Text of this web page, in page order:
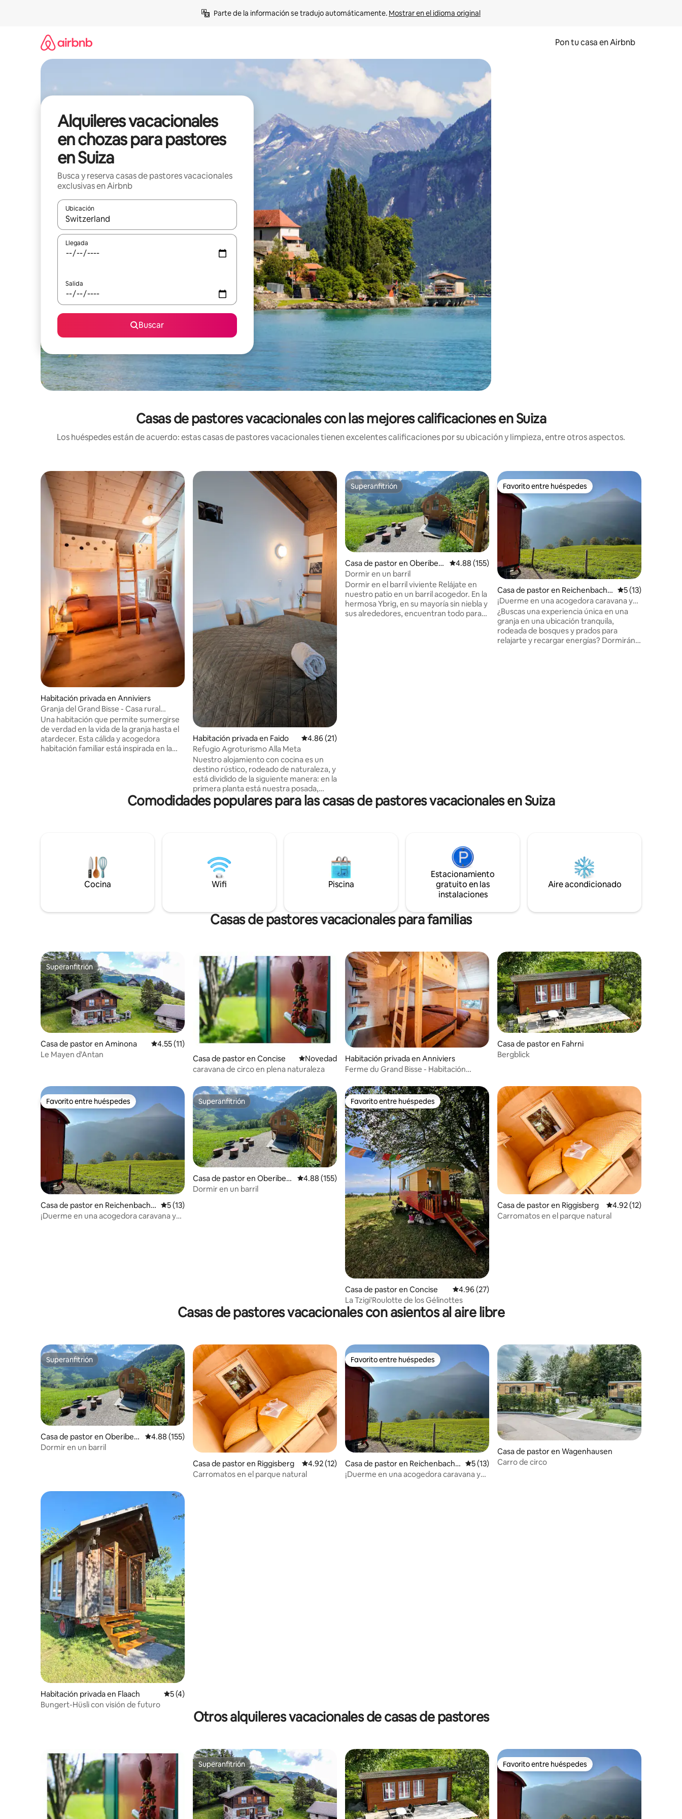
Parte de la información se tradujo automáticamente. Mostrar en el idioma original
Pon tu casa en Airbnb
Alquileres vacacionales
en chozas para pastores
en Suiza
Busca y reserva casas de pastores vacacionales
exclusivas en Airbnb
Ubicación
Cuando los resultados estén disponibles, navega con las teclas de flecha hacia arriba y hacia abajo o explora con el tacto o desliza el dedo.
Llegada
Salida
Buscar
Casas de pastores vacacionales con las mejores calificaciones en Suiza
Los huéspedes están de acuerdo: estas casas de pastores vacacionales tienen excelentes calificaciones por su ubicación y limpieza, entre otros aspectos.
Habitación privada en Anniviers
Granja del Grand Bisse - Casa rural
agroturística Nez N
Una habitación que permite sumergirse
de verdad en la vida de la granja hasta el
atardecer. Esta cálida y acogedora
habitación familiar está inspirada en la
granja. La habitación se puede configurar
como habitación doble o como
mermeladas caseras, así como quesos y
embutidos de la granja o de la región.
Habitación privada en Faido Calificación promedio: 4.86 de 5, 21 reseñas
4.86 (21)
Refugio Agroturismo Alla Meta
Nuestro alojamiento con cocina es un
destino rústico, rodeado de naturaleza, y
está dividido de la siguiente manera: en la
primera planta está nuestra posada,
donde servimos platos locales,
elaborados principalmente con
numerosas excursiones. La habitación es
doble con baño y ducha en el piso
compartido. Hay estacionamiento
gratuito disponible y los huéspedes
Superanfitrión
Superanfitrión
Casa de pastor en Oberiber
g
Calificación promedio: 4.88 de 5, 155 reseñas
4.88 (155)
Dormir en un barril
Dormir en el barril viviente Relájate en
nuestro patio en un barril acogedor. En la
hermosa Ybrig, en su mayoría sin niebla y
sus alrededores, encuentran todo para
Favorito entre huéspedes
Favorito entre huéspedes
Casa de pastor en Reichenbach i
m Kandertal
Calificación
5 (13)
¡Duerme en una acogedora caravana y
en una casa de abejas!
¿Buscas una experiencia única en una
granja en una ubicación tranquila,
rodeada de bosques y prados para
relajarte y recargar energías? Dormirán
Comodidades populares para las casas de pastores vacacionales en Suiza
Cocina Wifi Piscina
Estacionamiento
gratuito en las
instalaciones
Aire acondicionado
Casas de pastores vacacionales para familias
Superanfitrión
Superanfitrión
Casa de pastor en Aminona Calificación promedio: 4.55 de 5, 11 reseñas
4.55 (11)
Le Mayen d'Antan
Casa de pastor en Concise Lugar para hospedarse
Novedad
caravana de circo en plena naturaleza
Habitación privada en Anniviers
Ferme du Grand Bisse - Habitación
Casa de pastor en Fahrni
Bergblick
Favorito entre huéspedes
Favorito entre huéspedes
Casa de pastor en Reichenbach i
m Kandertal
Calificación promedio: 5 de 5, 13 reseñas
5 (13)
¡Duerme en una acogedora caravana y
Superanfitrión
Superanfitrión
Casa de pastor en Oberiber
g
Calificación promedio: 4.88 de 5, 155 reseñas
4.88 (155)
Dormir en un barril
Favorito entre huéspedes
Favorito entre huéspedes
Casa de pastor en Concise Calificación promedio: 4.96 de 5, 27 reseñas
4.96 (27)
La Tzigi'Roulotte de los Gélinottes
Casa de pastor en Riggisberg Calificación
4.92 (12)
Carromatos en el parque natural
Casas de pastores vacacionales con asientos al aire libre
Superanfitrión
Superanfitrión
Casa de pastor en Oberiber
g
Calificación promedio: 4.88 de 5, 155 reseñas
4.88 (155)
Dormir en un barril
Casa de pastor en Riggisberg
Calificación promedio: 4.92 de 5, 12 reseñas
4.92 (12)
Carromatos en el parque natural
Favorito entre huéspedes
Favorito entre huéspedes
Casa de pastor en Reichenbach i
m Kandertal
Calificación promedio: 5 de 5, 13 reseñas
5 (13)
¡Duerme en una acogedora caravana y
Casa de pastor en Wagenhausen
Carro de circo
Habitación privada en Flaach Calificación promedio: 5 de 5, 4 reseñas
5 (4)
Bungert-Hüsli con visión de futuro
Otros alquileres vacacionales de casas de pastores
Superanfitrión
Superanfitrión Favorito entre huéspedes
Favorito entre huéspedes